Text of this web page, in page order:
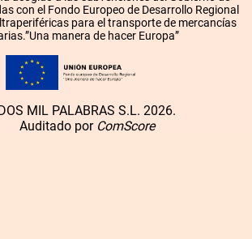
con el Fondo Europeo de Desarrollo Regional
para el transporte de mercancías
manera de hacer Europa”
DOS MIL PALABRAS S.L. 2026.
Auditado por ComScore